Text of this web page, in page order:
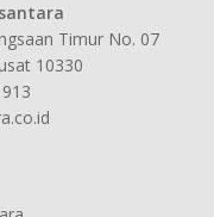
Timur No. 07
10330